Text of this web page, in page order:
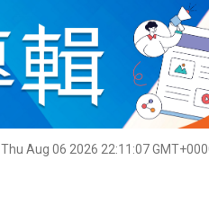
Thu Aug 06 2026 22:11:08
名家榜 灼見活動